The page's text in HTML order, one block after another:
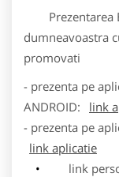
Prezentarea
dumneavoastra
promovati
- prezenta pe
ANDROID:
link
- prezenta pe
link aplicatie
link